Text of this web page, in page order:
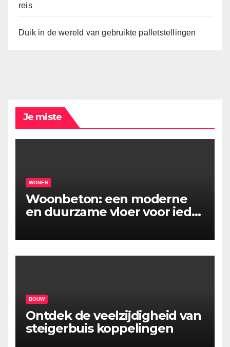
reis
Duik in de wereld van gebruikte palletstellingen
Je miste
WONEN
Woonbeton: een moderne
en duurzame vloer voor ieder
BOUW
Ontdek de veelzijdigheid van
steigerbuis koppelingen